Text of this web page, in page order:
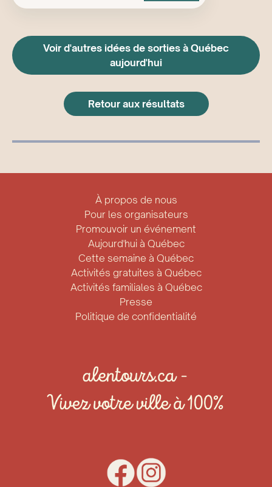
Voir d'autres idées de sorties à Québec
aujourd'hui
Retour aux résultats
À propos de nous
Pour les organisateurs
Promouvoir un événement
Aujourd'hui à Québec
Cette semaine à Québec
Activités gratuites à Québec
Activités familiales à Québec
Presse
Politique de confidentialité